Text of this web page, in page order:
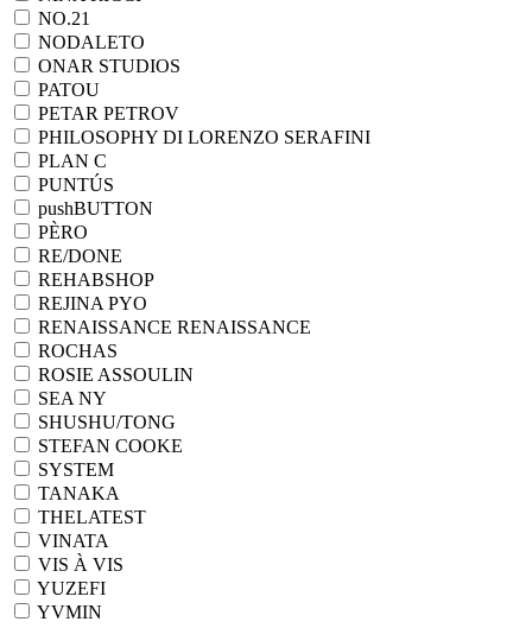
NO.21
NODALETO
ONAR STUDIOS
PATOU
PETAR PETROV
PHILOSOPHY DI LORENZO SERAFINI
PLAN C
PUNTÚS
pushBUTTON
PÈRO
RE/DONE
REHABSHOP
REJINA PYO
RENAISSANCE RENAISSANCE
ROCHAS
ROSIE ASSOULIN
SEA NY
SHUSHU/TONG
STEFAN COOKE
SYSTEM
TANAKA
THELATEST
VINATA
VIS À VIS
YUZEFI
YVMIN